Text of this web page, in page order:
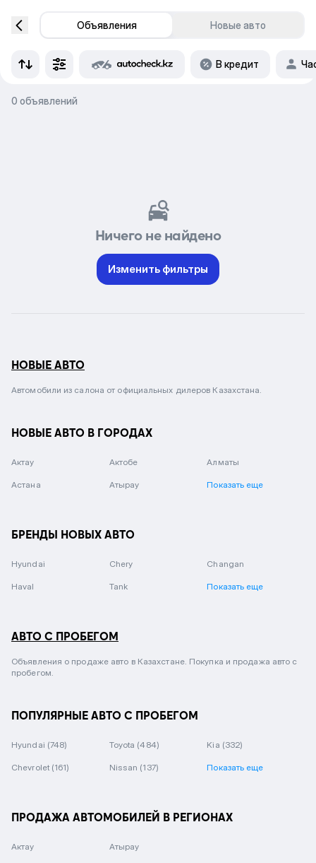
Объявления Новые авто
В кредит
0 объявлений
Ничего не найдено
Изменить фильтры
НОВЫЕ АВТО
Автомобили из салона от официальных дилеров Казахстана.
НОВЫЕ АВТО В ГОРОДАХ
Актау Актобе Алматы
Астана Атырау Показать еще
БРЕНДЫ НОВЫХ АВТО
Hyundai Chery Changan
Haval Tank Показать еще
АВТО С ПРОБЕГОМ
Объявления о продаже авто в Казахстане. Покупка и продажа авто с
пробегом.
ПОПУЛЯРНЫЕ АВТО С ПРОБЕГОМ
Hyundai (748) Toyota (484) Kia (332)
Chevrolet (161) Nissan (137) Показать еще
ПРОДАЖА АВТОМОБИЛЕЙ В РЕГИОНАХ
Актау Атырау